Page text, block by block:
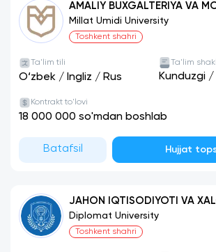
AMALIY BUXGALTERIYA VA
Millat Umidi University
Toshkent shahri
Ta'lim tili
O‘zbek / Ingliz / Rus
Ta'lim
Kunduzgi /
Kontrakt to'lovi
18 000 000 so'mdan boshlab
Batafsil Hujjat
JAHON IQTISODIYOTI VA
IQTISODIY MUNOSABATLAR
Diplomat University
Toshkent shahri